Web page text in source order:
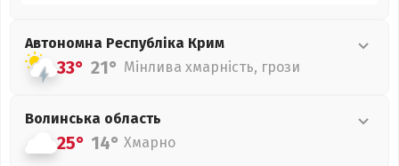
Автономна Республіка Крим
33° 21° Мінлива хмарність, грози
Волинська область
25° 14° Хмарно